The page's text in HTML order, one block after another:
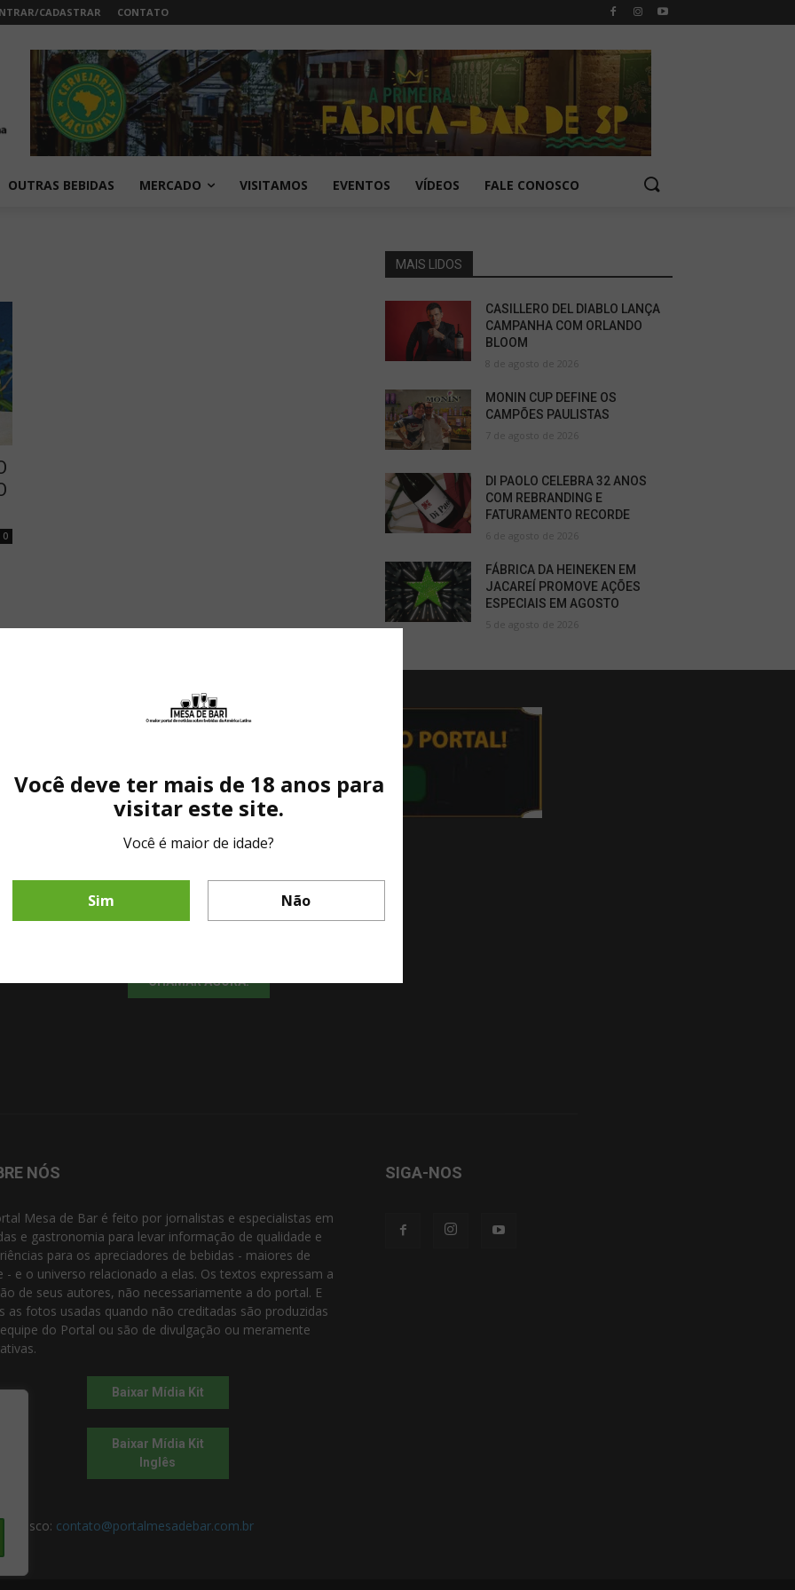
CADASTRAR CONTATO
OUTRAS BEBIDAS MERCADO VISITAMOS EVENTOS VÍDEOS FALE CONOSCO
0
MAIS LIDOS
CASILLERO DEL DIABLO LANÇA
CAMPANHA COM ORLANDO
BLOOM
8 de agosto de 2026
MONIN CUP DEFINE OS
CAMPÕES PAULISTAS
7 de agosto de 2026
DI PAOLO CELEBRA 32 ANOS
COM REBRANDING E
FATURAMENTO RECORDE
6 de agosto de 2026
FÁBRICA DA HEINEKEN EM
JACAREÍ PROMOVE AÇÕES
ESPECIAIS EM AGOSTO
5 de agosto de 2026
Fale diretamente com nosso representante comercial por whatsapp.
CHAMAR AGORA!
Você deve ter mais de 18 anos para
visitar este site.
Você é maior de idade?
Sim Não
NÓS
Mesa de Bar é feito por jornalistas e especialistas em
e gastronomia para levar informação de qualidade e
para os apreciadores de bebidas - maiores de
- e o universo relacionado a elas. Os textos expressam a
de seus autores, não necessariamente a do portal. E
as fotos usadas quando não creditadas são produzidas
do Portal ou são de divulgação ou meramente
Baixar Mídia Kit
Baixar Mídia Kit
Inglês
contato@portalmesadebar.com.br
SIGA-NOS